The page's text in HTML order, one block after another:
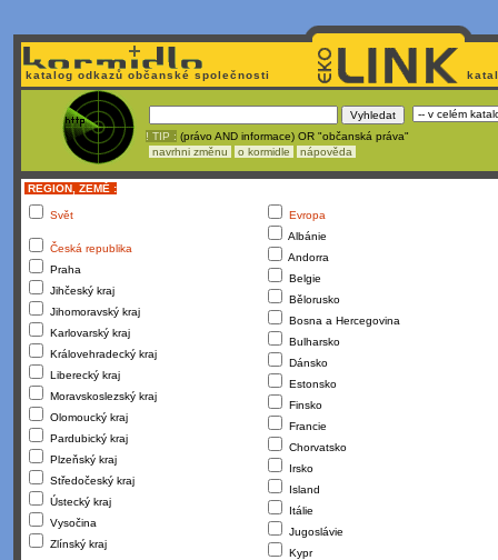
katalog odkazů občanské společnosti
! TIP : (právo AND informace) OR "občanská práva"
navrhni změnu
o kormidle nápověda
REGION, ZEMĚ :
Svět
Česká republika
Praha
Jihčeský kraj
Jihomoravský kraj
Karlovarský kraj
Královehradecký kraj
Liberecký kraj
Moravskoslezský kraj
Olomoucký kraj
Pardubický kraj
Plzeňský kraj
Středočeský kraj
Ústecký kraj
Vysočina
Zlínský kraj
Evropa
Albánie
Andorra
Belgie
Bělorusko
Bosna a Hercegovina
Bulharsko
Dánsko
Estonsko
Finsko
Francie
Chorvatsko
Irsko
Island
Itálie
Jugoslávie
Kypr